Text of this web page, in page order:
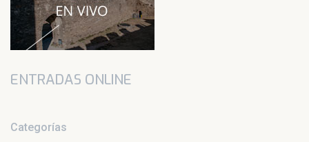
ENTRADAS ONLINE
Categorías